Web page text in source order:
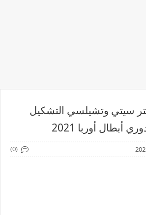
سيتي وتشيلسي التشكيل
أبطال أوربا 2021
(0)